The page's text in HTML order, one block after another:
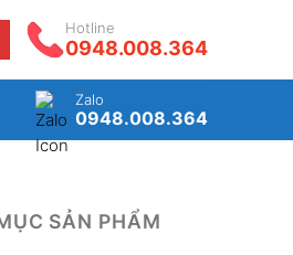
Hotline
0948.008.364
Zalo
0948.008.364
SẢN PHẨM